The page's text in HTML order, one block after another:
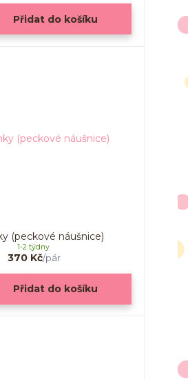
Přidat do košíku
(peckové náušnice)
370 Kč/pár
1-2 týdny
Přidat do košíku